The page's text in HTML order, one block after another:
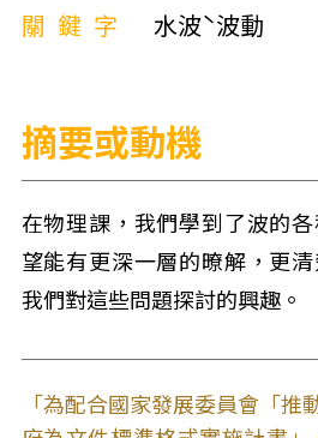
關鍵字
水波ˋ波動
摘要或動機
在物理課，我們學到了波的
望能有更深一層的暸解，更
我們對這些問題探討的興趣。
「為配合國家發展委員會「推